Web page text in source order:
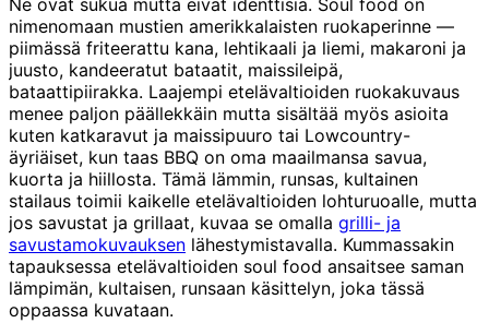
Ne ovat sukua mutta eivät identtisiä. Soul food on
nimenomaan mustien amerikkalaisten ruokaperinne —
piimässä friteerattu kana, lehtikaali ja liemi, makaroni ja
juusto, kandeeratut bataatit, maissileipä,
bataattipiirakka. Laajempi etelävaltioiden ruokakuvaus
menee paljon päällekkäin mutta sisältää myös asioita
kuten katkaravut ja maissipuuro tai Lowcountry-
äyriäiset, kun taas BBQ on oma maailmansa savua,
kuorta ja hiillosta. Tämä lämmin, runsas, kultainen
stailaus toimii kaikelle etelävaltioiden lohturuoalle, mutta
jos savustat ja grillaat, kuvaa se omalla grilli- ja
savustamokuvauksen lähestymistavalla. Kummassakin
tapauksessa etelävaltioiden soul food ansaitsee saman
lämpimän, kultaisen, runsaan käsittelyn, joka tässä
oppaassa kuvataan.